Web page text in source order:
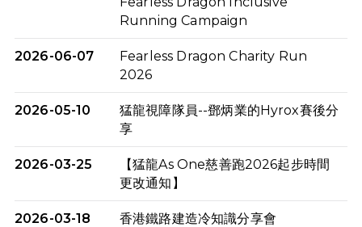
Running Campaign
2026-06-07
Fearless Dragon Charity Run
2026
2026-05-10
猛龍視障隊員--鄧炳業的Hyrox賽後分
享
2026-03-25
【猛龍As One慈善跑2026起步時間
更改通知】
2026-03-18 香港鐵路建造冷知識分享會